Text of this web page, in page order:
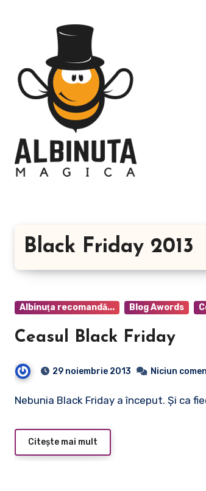
Black Friday 2013
Albinuţa recomandă... Blog Awords
Ceasul Black Friday
29 noiembrie 2013 Niciun
Nebunia Black Friday a început. Şi ca
Citește mai mult